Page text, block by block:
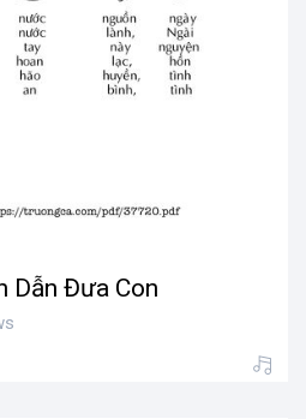
Dẫn Đưa Con